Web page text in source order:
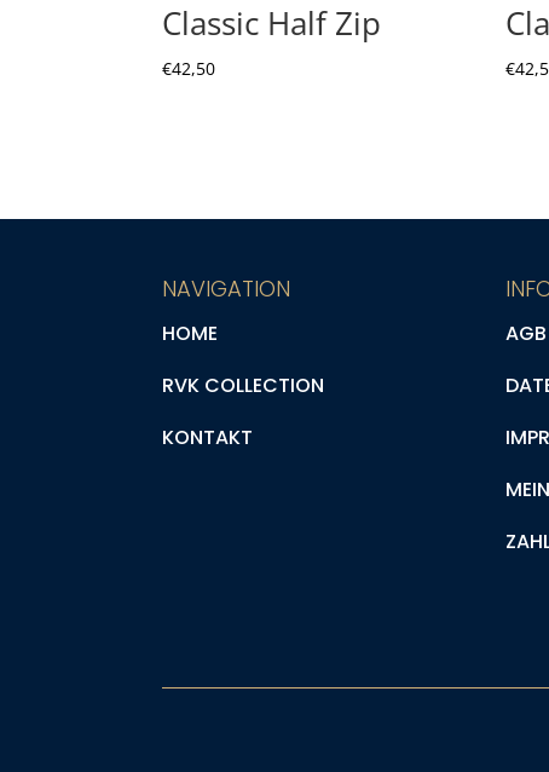
Classic Half Zip
€42,50 €
NAVIGATION
HOME
RVK COLLECTION
KONTAKT
AGB